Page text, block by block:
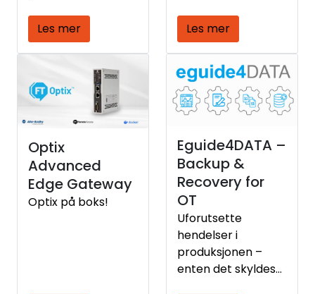
Les mer
Les mer
Optix
Advanced
Edge Gateway
Optix på boks!
Eguide4DATA –
Backup &
Recovery for
OT
Uforutsette
hendelser i
produksjonen –
enten det skyldes